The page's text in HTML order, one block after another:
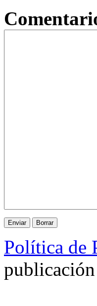
Política de